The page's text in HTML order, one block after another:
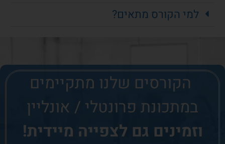
למי הקורס מתאים?
הקורסים שלנו מתקיימים
במתכונת פרונטלי / אונליין
וזמינים גם לצפייה מיידית!